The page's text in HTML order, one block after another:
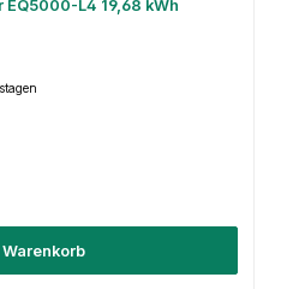
EQ5000-L4 19,68 kWh